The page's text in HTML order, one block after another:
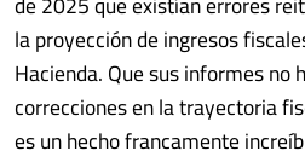
la proyección de ingresos
Hacienda. Que sus informes no
correcciones en la trayectoria
es un hecho francamente